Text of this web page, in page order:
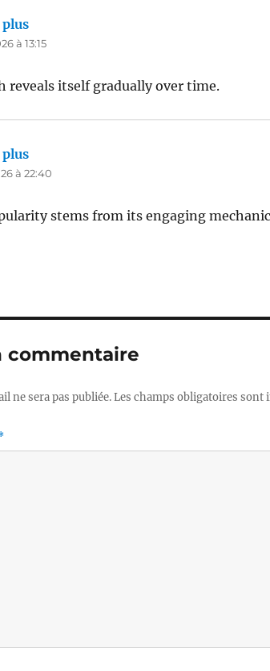
à 13:15
reveals itself gradually over time.
à 22:40
stems from its engaging
commentaire
ne sera pas publiée.Les champs obligatoires sont